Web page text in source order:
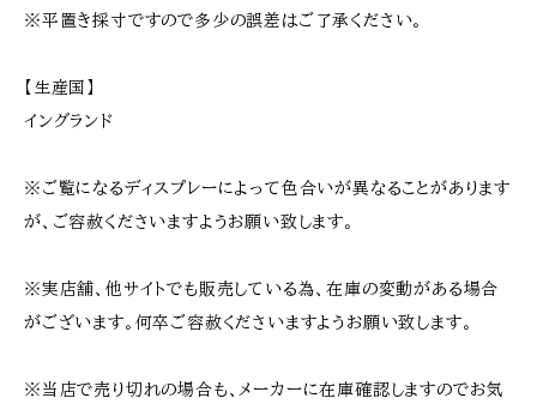
※平置き採寸ですので多少の誤差はご了承ください。
【生産国】
イングランド
※ご覧になるディスプレーによって色合いが異なることがあります
が、ご容赦くださいますようお願い致します。
※実店舗、他サイトでも販売している為、在庫の変動がある場合
がございます。何卒ご容赦くださいますようお願い致します。
※当店で売り切れの場合も、メーカーに在庫確認しますのでお気